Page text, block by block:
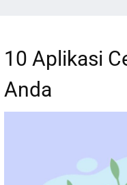
10 Aplikasi
Anda